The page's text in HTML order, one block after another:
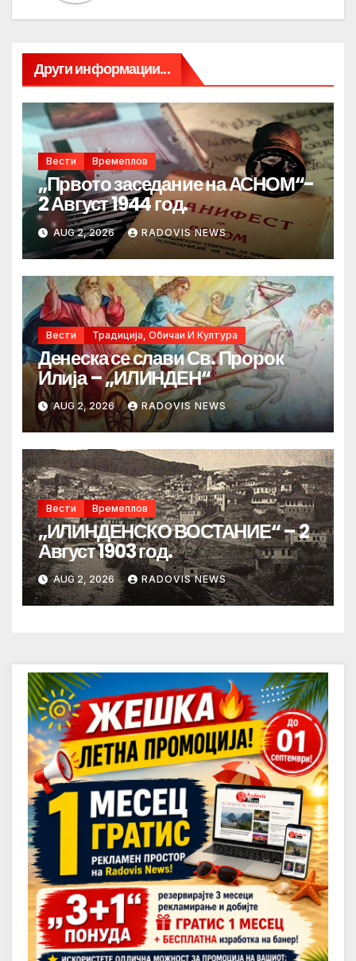
Други информации...
Вести Времеплов
„Првото заседание на АСНОМ“-
2 Август 1944 год.
AUG 2, 2026 RADOVIS NEWS
Вести Традиција, Обичаи И Култура
Денеска се слави Св. Пророк
Илија – „ИЛИНДЕН“
AUG 2, 2026 RADOVIS NEWS
Вести Времеплов
„ИЛИНДЕНСКО ВОСТАНИЕ“ – 2
Август 1903 год.
AUG 2, 2026 RADOVIS NEWS